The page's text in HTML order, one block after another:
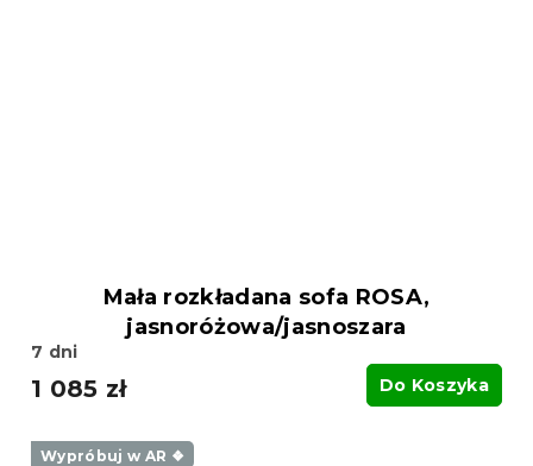
Mała rozkładana sofa ROSA,
jasnoróżowa/jasnoszara
7 dni
1 085 zł Do Koszyka
Wypróbuj w AR ❖